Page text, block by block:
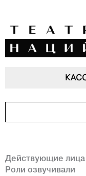
Действующие лица
Роли озвучивали